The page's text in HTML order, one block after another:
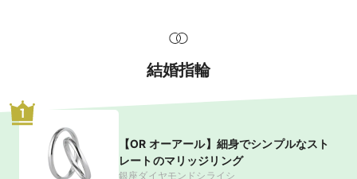
結婚指輪
1
【OR オーアール】細身でシンプルなスト
レートのマリッジリング
銀座ダイヤモンドシライシ